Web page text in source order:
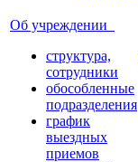
Об учреждении
структура,
сотрудники
обособленные
подразделения
график
выездных
приемов